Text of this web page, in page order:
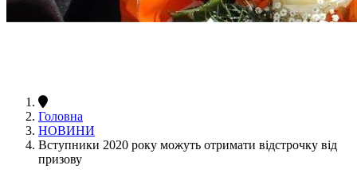
Головна
НОВИНИ
Вступники 2020 року можуть отримати відстрочку від
призову